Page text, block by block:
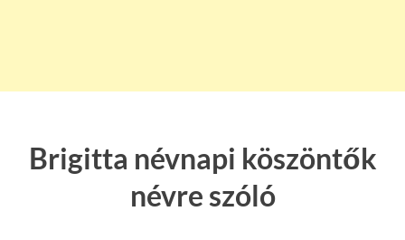
Brigitta névnapi köszöntők
névre szóló